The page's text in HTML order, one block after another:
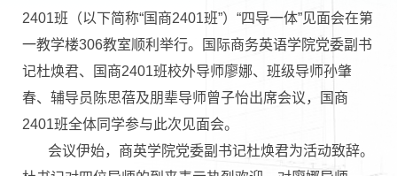
2401班（以下简称“国商2401班”）“四导一体”见面会在第
一教学楼306教室顺利举行。国际商务英语学院党委副书
记杜焕君、国商2401班校外导师廖娜、班级导师孙肇
春、辅导员陈思蓓及朋辈导师曾子怡出席会议，国商
2401班全体同学参与此次见面会。
会议伊始，商英学院党委副书记杜焕君为活动致辞。